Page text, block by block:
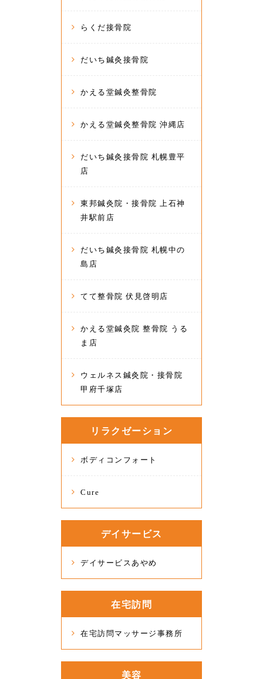
らくだ接骨院
だいち鍼灸接骨院
かえる堂鍼灸整骨院
かえる堂鍼灸整骨院 沖縄店
だいち鍼灸接骨院 札幌豊平
店
東邦鍼灸院・接骨院 上石神
井駅前店
だいち鍼灸接骨院 札幌中の
島店
てて整骨院 伏見啓明店
かえる堂鍼灸院 整骨院 うる
ま店
ウェルネス鍼灸院・接骨院
甲府千塚店
リラクゼーション
ボディコンフォート
Cure
デイサービス
デイサービスあやめ
在宅訪問
在宅訪問マッサージ事務所
美容